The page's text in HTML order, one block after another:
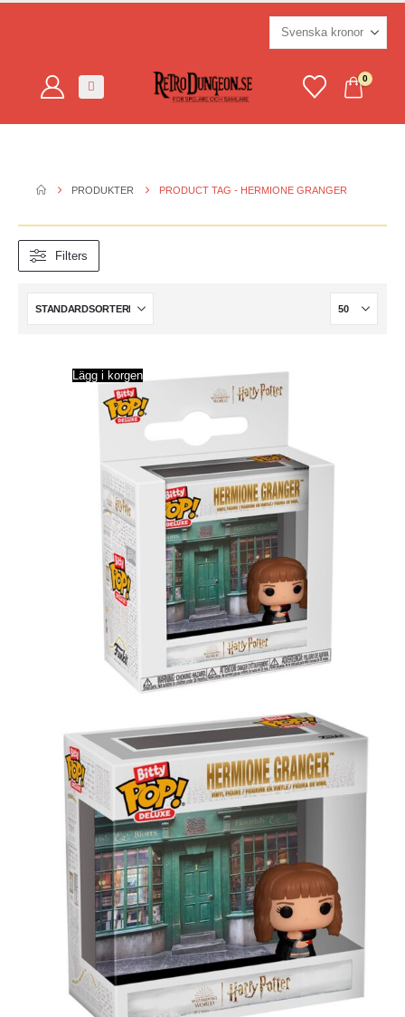
0
PRODUKTER PRODUCT TAG - HERMIONE GRANGER
Filters
Lägg i korgen